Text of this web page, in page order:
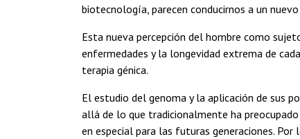
biotecnología, parecen conducirnos a un
Esta nueva percepción del hombre como
enfermedades y la longevidad extrema de
terapia génica.
El estudio del genoma y la aplicación de sus
allá de lo que tradicionalmente ha preocupado
en especial para las futuras generaciones.